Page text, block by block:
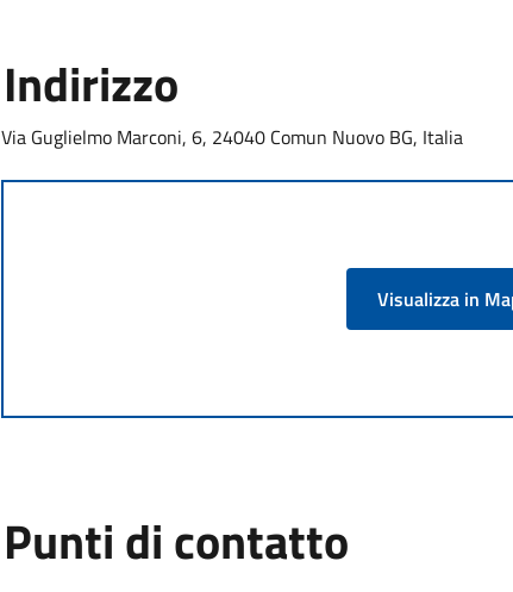
Indirizzo
Via Guglielmo Marconi, 6, 24040 Comun Nuovo BG, Italia
Visualizza in
Punti di contatto